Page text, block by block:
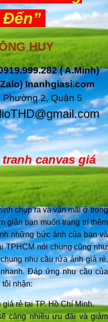
HUY
( A.Minh)
Inanhgiasi.com
2, Quận 5
canvas giá
chụp ra và vẫn mãi ở trong
giản bạn muốn trang trí thêm
những bức ảnh của bạn và
TPHCM nói chung cũng như
nhu cầu rửa ảnh giá rẻ,
Đáp ứng nhu cầu của
tôi nhận:
rẻ tại TP. Hồ Chí Minh.
càng nhiều ưu đãi và giảm